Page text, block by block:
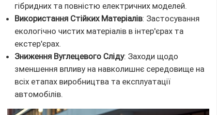
гібридних та повністю електричних моделей.
Використання Стійких Матеріалів: Застосування
екологічно чистих матеріалів в інтер'єрах та
екстер'єрах.
Зниження Вуглецевого Сліду: Заходи щодо
зменшення впливу на навколишнє середовище на
всіх етапах виробництва та експлуатації
автомобілів.